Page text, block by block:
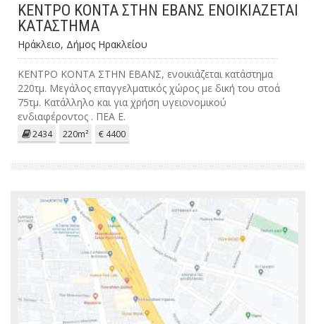
ΚΕΝΤΡΟ ΚΟΝΤΑ ΣΤΗΝ ΕΒΑΝΣ ΕΝΟΙΚΙΑΖΕΤΑΙ
ΚΑΤΑΣΤΗΜΑ
Ηράκλειο, Δήμος Ηρακλείου
ΚΕΝΤΡΟ ΚΟΝΤΑ ΣΤΗΝ ΕΒΑΝΣ, ενοικιάζεται κατάστημα
220τμ. Μεγάλος επαγγελματικός χώρος με δική του στοά
75τμ. Κατάλληλο και για χρήση υγειονομικού
ενδιαφέροντος . ΠΕΑ Ε.
2434 220m² € 4400